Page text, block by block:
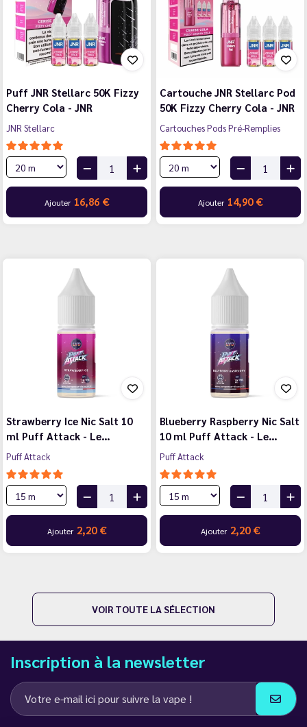
Puff JNR Stellarc 50K Fizzy
Cherry Cola - JNR
JNR Stellarc
Ajouter 16,86 €
Cartouche JNR Stellarc Pod
50K Fizzy Cherry Cola - JNR
Cartouches Pods Pré-Remplies
Ajouter 14,90 €
Strawberry Ice Nic Salt 10
ml Puff Attack - Le…
Puff Attack
Ajouter 2,20 €
Blueberry Raspberry Nic Salt
10 ml Puff Attack - Le…
Puff Attack
Ajouter 2,20 €
VOIR TOUTE LA SÉLECTION
Inscription à la newsletter